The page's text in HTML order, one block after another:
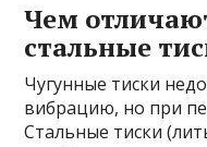
Чем
стальные
Чугунные тиски
вибрацию, но при
Стальные тиски